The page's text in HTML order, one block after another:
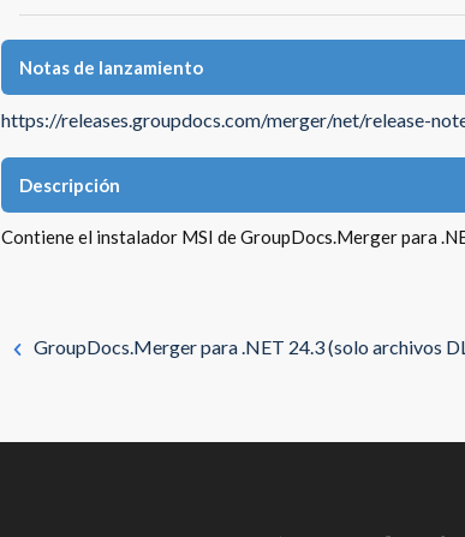
Notas de lanzamiento
https://releases.groupdocs.com/merger/net/release-
Descripción
Contiene el instalador MSI de GroupDocs.Merger para
GroupDocs.Merger para .NET 24.3 (solo archivos